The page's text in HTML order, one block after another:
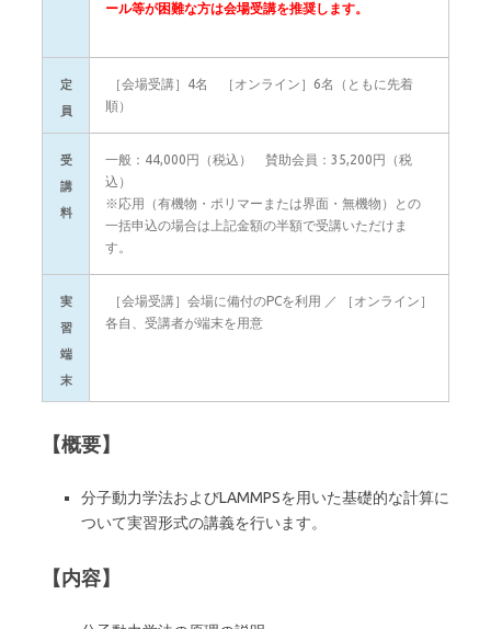
ール等が困難な方は会場受講を推奨します。
定
員
［会場受講］4名 ［オンライン］6名（ともに先着
順）
受
講
料
一般：44,000円（税込） 賛助会員：35,200円（税
込）
※応用（有機物・ポリマーまたは界面・無機物）との
一括申込の場合は上記金額の半額で受講いただけま
す。
実
習
端
末
［会場受講］会場に備付のPCを利用 ／ ［オンライン］
各自、受講者が端末を用意
【概要】
分子動力学法およびLAMMPSを用いた基礎的な計算に
ついて実習形式の講義を行います。
【内容】